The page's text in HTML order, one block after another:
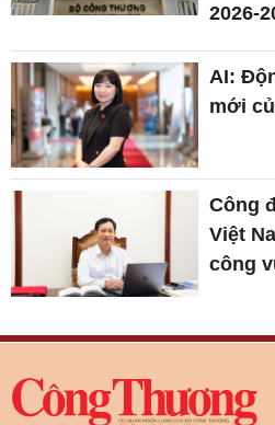
2026-
AI:
mới
Công
Việt
công